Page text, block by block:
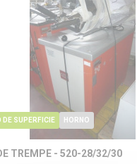
SUPERFICIE HORNO
TREMPE - 520-28/32/30